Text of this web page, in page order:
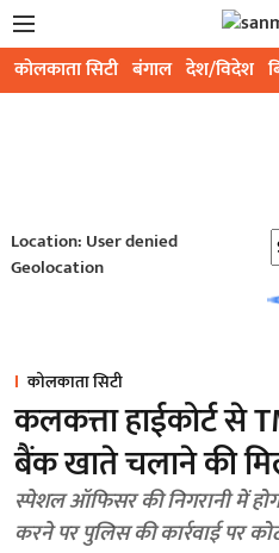
कोलकाता सिटी बंगाल देश/विदेश
Location: User denied
Geolocation
कोलकाता सिटी
कलकत्ता हाईकोर्ट से
बैंक खाते चलाने की
स्पेशल ऑफिसर की निगरानी में
करने पर पुलिस की कार्रवाई पर